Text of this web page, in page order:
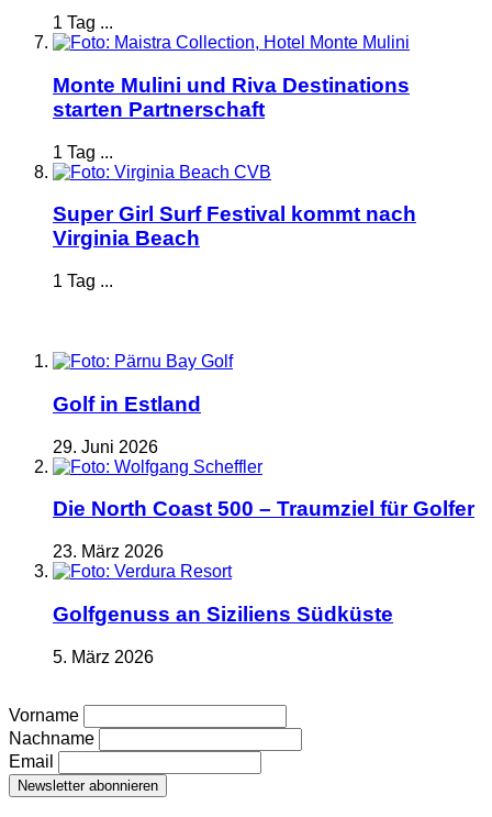
1 Tag ...
Monte Mulini und Riva Destinations
starten Partnerschaft
1 Tag ...
Super Girl Surf Festival kommt nach
Virginia Beach
1 Tag ...
Golf in Estland
29. Juni 2026
Die North Coast 500 – Traumziel für Golfer
23. März 2026
Golfgenuss an Siziliens Südküste
5. März 2026
Vorname
Nachname
Email